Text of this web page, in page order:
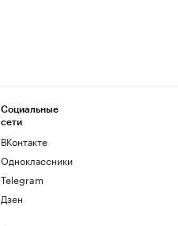
Социальные
сети
ВКонтакте
Одноклассники
Telegram
Дзен